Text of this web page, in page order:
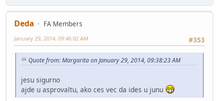
Deda
FA Members
#353
January 29, 2014, 09:46:02 AM
Quote from: Margarita on January 29, 2014, 09:38:23 AM
jesu sigurno
ajde u asprovaltu, ako ces vec da ides u junu